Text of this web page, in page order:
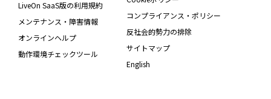
LiveOn SaaS版の利用規約
メンテナンス・障害情報
オンラインヘルプ
動作環境チェックツール
コンプライアンス・ポリシー
反社会的勢力の排除
サイトマップ
English